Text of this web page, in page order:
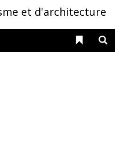
et d'architecture
Liens